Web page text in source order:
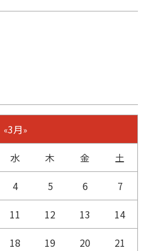
«3月»
水 木 金
土
4 5 6
7
11 12 13
14
18 19 20
21